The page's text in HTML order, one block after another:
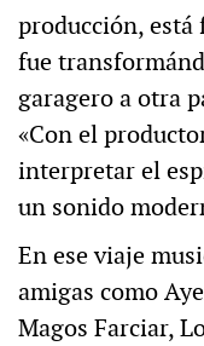
producción, está
fue
garagero a otra
«Con el
interpretar el
un sonido
En ese viaje
amigas como
Magos Farciar,